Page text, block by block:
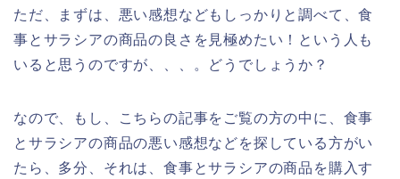
ただ、まずは、悪い感想などもしっかりと調べて、食
事とサラシアの商品の良さを見極めたい！という人も
いると思うのですが、、、。どうでしょうか？
なので、もし、こちらの記事をご覧の方の中に、食事
とサラシアの商品の悪い感想などを探している方がい
たら、多分、それは、食事とサラシアの商品を購入す